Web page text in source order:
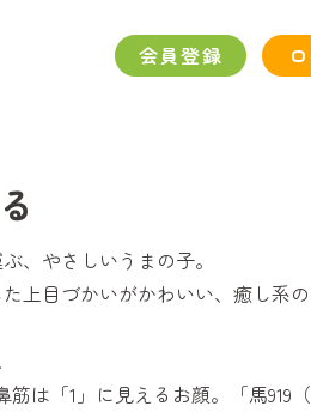
会員登録
、やさしいうまの子。
上目づかいがかわいい、癒し系の
筋は「1」に見えるお顔。「馬919